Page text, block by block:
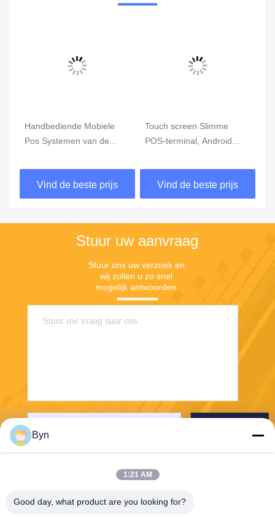
Handbediende Mobiele
Pos Systemen van de
Pos Eindrand GPRS
5800mAh
Vind de beste prijs
Touch screen Slimme
POS-terminal, Android
Vingerafdruklezer
Vind de beste prijs
Stuur uw aanvraag
Stuur ons uw verzoek en
wij zullen u zo snel
mogelijk antwoorden.
Byn
1:21 AM
Good day, what product are you looking for?